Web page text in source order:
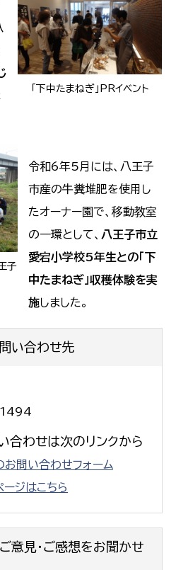
「下中たまねぎ」PRイベント
子
令和6年5月には、八王子
市産の牛糞堆肥を使用し
たオーナー園で、移動教室
の一環として、 八王子市立
愛宕小学校5年生との「下
中たまねぎ」収穫体験を実
施しました。
い合わせ先
1494
合わせは次のリンクから
お問い合わせフォーム
ージはこちら
意見・ご感想をお聞かせ